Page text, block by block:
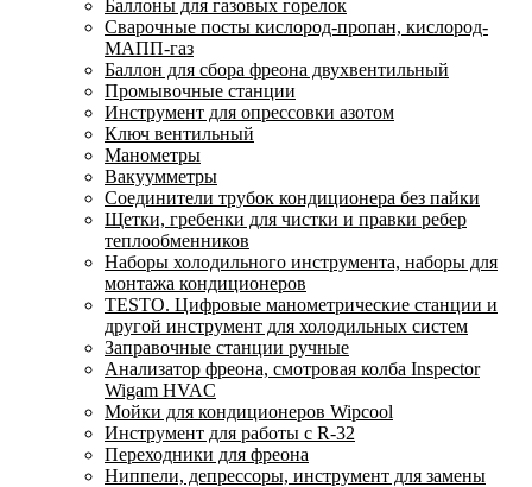
Баллоны для газовых горелок
Сварочные посты кислород-пропан, кислород-
МАПП-газ
Баллон для сбора фреона двухвентильный
Промывочные станции
Инструмент для опрессовки азотом
Ключ вентильный
Манометры
Вакуумметры
Соединители трубок кондиционера без пайки
Щетки, гребенки для чистки и правки ребер
теплообменников
Наборы холодильного инструмента, наборы для
монтажа кондиционеров
TESTO. Цифровые манометрические станции и
другой инструмент для холодильных систем
Заправочные станции ручные
Анализатор фреона, смотровая колба Inspector
Wigam HVAC
Мойки для кондиционеров Wipcool
Инструмент для работы с R-32
Переходники для фреона
Ниппели, депрессоры, инструмент для замены